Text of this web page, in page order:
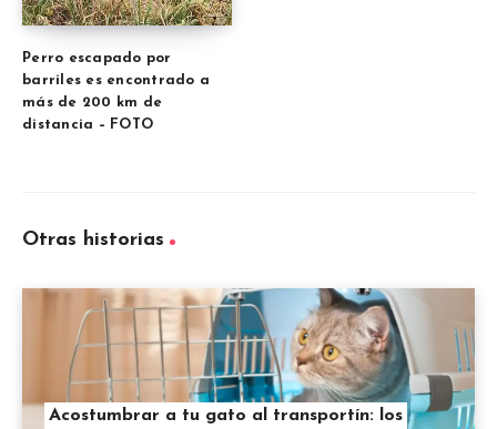
Perro escapado por
barriles es encontrado a
más de 200 km de
distancia – FOTO
Otras historias
Acostumbrar a tu gato al transportín: los